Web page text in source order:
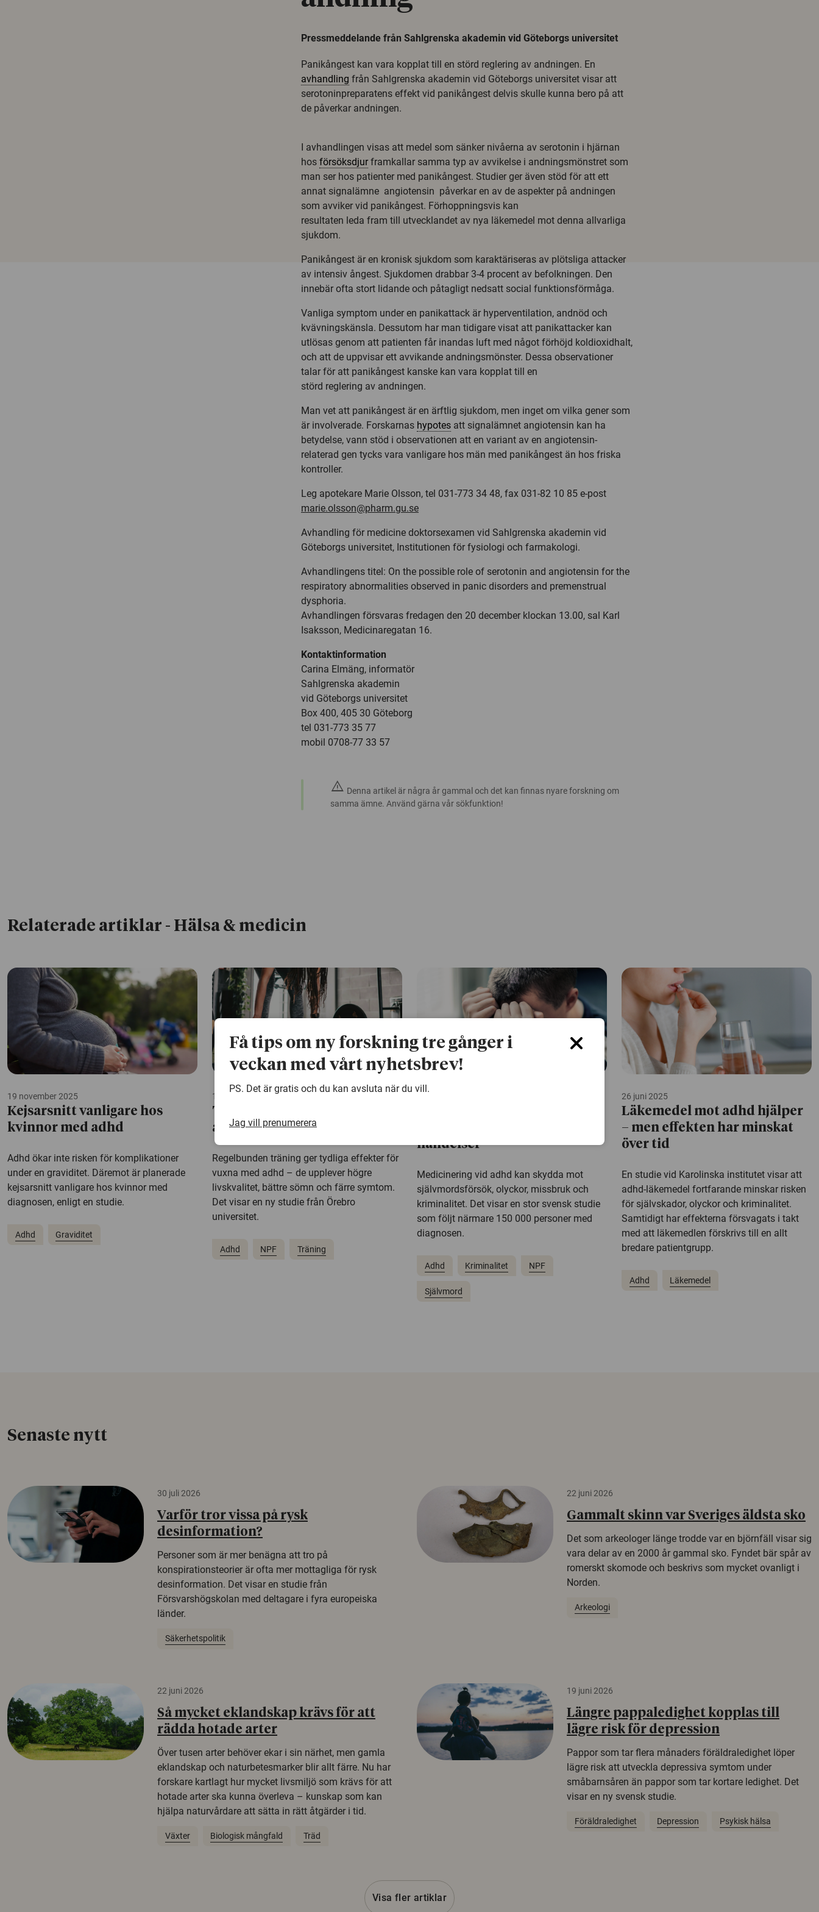
Pressmeddelande från Sahlgrenska akademin vid Göteborgs universitet
Panikångest kan vara kopplat till en störd reglering av andningen. En
avhandling från Sahlgrenska akademin vid Göteborgs universitet visar att
serotoninpreparatens effekt vid panikångest delvis skulle kunna bero på att
de påverkar andningen.
I avhandlingen visas att medel som sänker nivåerna av serotonin i hjärnan
hos försöksdjurframkallar samma typ av avvikelse i andningsmönstret som
man ser hos patienter med panikångest. Studier ger även stöd för att ett
annat signalämne ­ angiotensin ­ påverkar en av de aspekter på andningen
som avviker vid panikångest. Förhoppningsvis kan
resultaten leda fram till utvecklandet av nya läkemedel mot denna allvarliga
sjukdom.
Panikångest är en kronisk sjukdom som karaktäriseras av plötsliga attacker
av intensiv ångest. Sjukdomen drabbar 3-4 procent av befolkningen. Den
innebär ofta stort lidande och påtagligt nedsatt social funktionsförmåga.
Vanliga symptom under en panikattack är hyperventilation, andnöd och
kvävningskänsla. Dessutom har man tidigare visat att panikattacker kan
utlösas genom att patienten får inandas luft med något förhöjd koldioxidhalt,
och att de uppvisar ett avvikande andningsmönster. Dessa observationer
talar för att panikångest kanske kan vara kopplat till en
störd reglering av andningen.
Man vet att panikångest är en ärftlig sjukdom, men inget om vilka gener som
är involverade. Forskarnas hypotes att signalämnet angiotensin kan ha
betydelse, vann stöd i observationen att en variant av en angiotensin-
relaterad gen tycks vara vanligare hos män med panikångest än hos friska
kontroller.
Leg apotekare Marie Olsson, tel 031-773 34 48, fax 031-82 10 85 e-post
marie.olsson@pharm.gu.se
Avhandling för medicine doktorsexamen vid Sahlgrenska akademin vid
Göteborgs universitet, Institutionen för fysiologi och farmakologi.
Avhandlingens titel: On the possible role of serotonin and angiotensin for the
respiratory abnormalities observed in panic disorders and premenstrual
dysphoria.
Avhandlingen försvaras fredagen den 20 december klockan 13.00, sal Karl
Isaksson, Medicinaregatan 16.
Kontaktinformation
Carina Elmäng, informatör
Sahlgrenska akademin
vid Göteborgs universitet
Box 400, 405 30 Göteborg
tel 031-773 35 77
mobil 0708-77 33 57
warning Denna artikel är några år gammal och det kan finnas nyare forskning om
samma ämne. Använd gärna vår sökfunktion!
Relaterade artiklar - Hälsa & medicin
19 november 2025
Kejsarsnitt vanligare hos
kvinnor med adhd
Adhd ökar inte risken för komplikationer
under en graviditet. Däremot är planerade
kejsarsnitt vanligare hos kvinnor med
diagnosen, enligt en studie.
Adhd Graviditet
13 november 2025
Träning minskar symtom på
adhd hos vuxna
Regelbunden träning ger tydliga effekter för
vuxna med adhd – de upplever högre
livskvalitet, bättre sömn och färre symtom.
Det visar en ny studie från Örebro
universitet.
Adhd NPF Träning
händelser
Medicinering vid adhd kan skydda mot
självmordsförsök, olyckor, missbruk och
kriminalitet. Det visar en stor svensk studie
som följt närmare 150 000 personer med
diagnosen.
Adhd Kriminalitet NPF
Självmord
26 juni 2025
Läkemedel mot adhd hjälper
– men effekten har minskat
över tid
En studie vid Karolinska institutet visar att
adhd-läkemedel fortfarande minskar risken
för självskador, olyckor och kriminalitet.
Samtidigt har effekterna försvagats i takt
med att läkemedlen förskrivs till en allt
bredare patientgrupp.
Adhd Läkemedel
Senaste nytt
30 juli 2026
Varför tror vissa på rysk
desinformation?
Personer som är mer benägna att tro på
konspirationsteorier är ofta mer mottagliga för rysk
desinformation. Det visar en studie från
Försvarshögskolan med deltagare i fyra europeiska
länder.
Säkerhetspolitik
22 juni 2026
Gammalt skinn var Sveriges äldsta sko
Det som arkeologer länge trodde var en björnfäll visar sig
vara delar av en 2000 år gammal sko. Fyndet bär spår av
romerskt skomode och beskrivs som mycket ovanligt i
Norden.
Arkeologi
22 juni 2026
Så mycket eklandskap krävs för att
rädda hotade arter
Över tusen arter behöver ekar i sin närhet, men gamla
eklandskap och naturbetesmarker blir allt färre. Nu har
forskare kartlagt hur mycket livsmiljö som krävs för att
hotade arter ska kunna överleva – kunskap som kan
hjälpa naturvårdare att sätta in rätt åtgärder i tid.
Växter Biologisk mångfald Träd
19 juni 2026
Längre pappaledighet kopplas till
lägre risk för depression
Pappor som tar flera månaders föräldraledighet löper
lägre risk att utveckla depressiva symtom under
småbarnsåren än pappor som tar kortare ledighet. Det
visar en ny svensk studie.
Föräldraledighet Depression Psykisk hälsa
Visa fler artiklar
Få tips om ny forskning tre gånger i
veckan med vårt nyhetsbrev!
PS. Det är gratis och du kan avsluta när du vill.
Jag vill prenumerera